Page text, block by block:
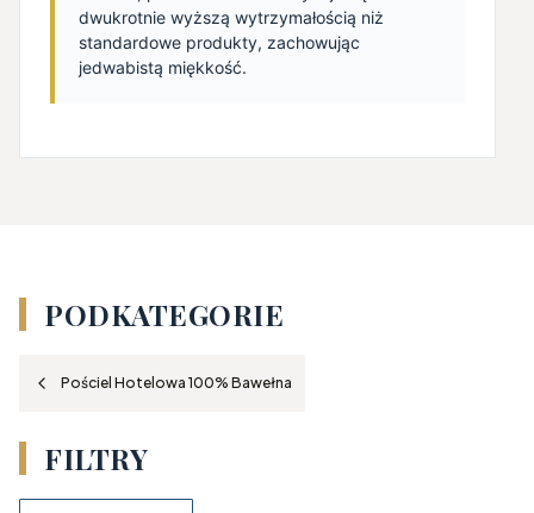
dwukrotnie wyższą wytrzymałością niż
standardowe produkty, zachowując
jedwabistą miękkość.
PODKATEGORIE
Pościel Hotelowa 100% Bawełna
FILTRY